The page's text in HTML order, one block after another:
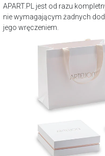
APART.PL jest od razu
nie wymagającym żadnych
jego wręczeniem.